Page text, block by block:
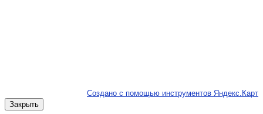
Создано с помощью инструментов Яндекс.Карт
Закрыть